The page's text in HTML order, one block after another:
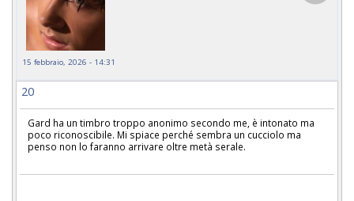
15 febbraio, 2026 - 14:31
20
Gard ha un timbro troppo anonimo secondo me, è intonato ma
poco riconoscibile. Mi spiace perché sembra un cucciolo ma
penso non lo faranno arrivare oltre metà serale.